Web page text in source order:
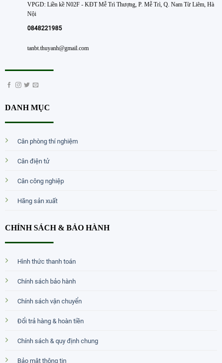
VPGD: Liền kề N02F - KĐT Mễ Trì Thượng, P. Mễ Trì, Q. Nam Từ Liêm, Hà
Nội
0848221985
tanbt.thuyanh@gmail.com
DANH MỤC
Cân phòng thí nghiệm
Cân điện tử
Cân công nghiệp
Hãng sản xuất
CHÍNH SÁCH & BẢO HÀNH
Hình thức thanh toán
Chính sách bảo hành
Chính sách vận chuyển
Đổi trả hàng & hoàn tiền
Chính sách & quy định chung
Bảo mật thông tin